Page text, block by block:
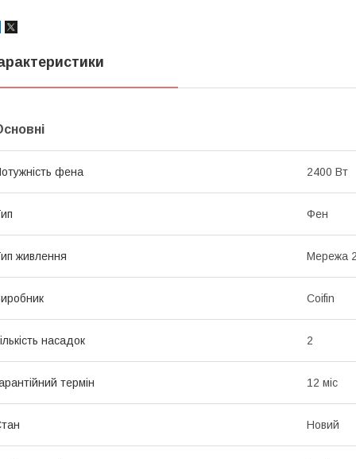
фена 2400 Вт
Фен
живлення Мережа
Coifin
насадок 2
термін 12 міс
Новий